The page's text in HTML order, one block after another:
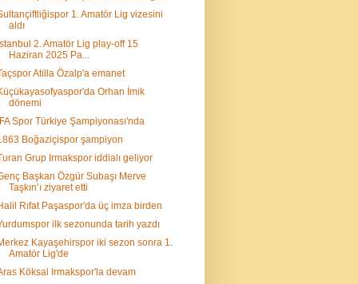
1. Amatör Lig vizesini
aldı
2. Amatör Lig play-off 15
Haziran 2025 Pa...
Atilla Özalp'a emanet
Orhan İmik
dönemi
Spor Türkiye Şampiyonası'nda
Boğaziçispor şampiyon
Grup Irmakspor iddialı geliyor
Başkan Özgür Subaşı Merve
Taşkın’ı ziyaret etti
Rıfat Paşaspor'da üç imza birden
ilk sezonunda tarih yazdı
Kayaşehirspor iki sezon sonra 1.
Amatör Lig'de
Köksal Irmakspor'la devam